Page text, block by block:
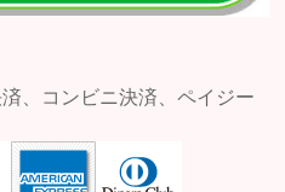
、コンビニ決済、ペイジー